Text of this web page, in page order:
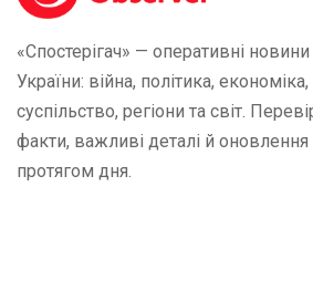
«Спостерігач» — оперативні новини
України: війна, політика, економіка,
суспільство, регіони та світ.
факти, важливі деталі й оновлення
протягом дня.